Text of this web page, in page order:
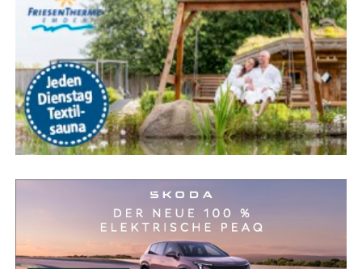
Preis-Leistungs-Verhältnis
Die Tür­kei punk­tet im inter­na­tio­na­len Ver­gleich unver­än­
dert mit einem her­aus­ra­gen­den Preis-Leis­tungs-Ver­hält­
nis. Selbst hoch­klas­si­ge 5‑S­ter­ne-Resorts mit umfang­rei­
chem Ser­vice­an­ge­bot sind oft deut­lich güns­ti­ger als ver­
gleich­ba­re Anla­gen in ande­ren Mit­tel­meer­re­gio­nen.
Attrak­ti­ve Früh­bu­cher-Rabat­te und spe­zi­ell kal­ku­lier­te
Um Ent­täu­schun­gen zu ver­mei­den, emp­fiehlt sich die
Nut­zung geprüf­ter Bewer­tungs­por­ta­le. Wer auf aktu­el­le
Aus­zeich­nun­gen ach­tet und Erfah­rungs­be­rich­te ande­rer